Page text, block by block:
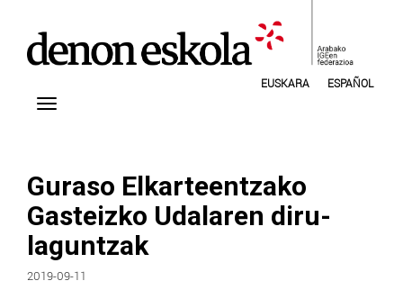
EUSKARA ESPAÑOL
Guraso Elkarteentzako
Gasteizko Udalaren diru-
laguntzak
2019-09-11